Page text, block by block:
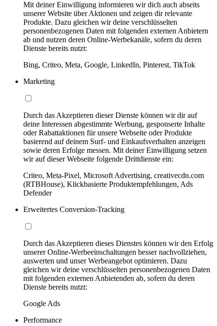
Mit deiner Einwilligung informieren wir dich auch abseits
unserer Website über Aktionen und zeigen dir relevante
Produkte. Dazu gleichen wir deine verschlüsselten
personenbezogenen Daten mit folgenden externen Anbietern
ab und nutzen deren Online-Werbekanäle, sofern du deren
Dienste bereits nutzt:
Bing, Criteo, Meta, Google, LinkedIn, Pinterest, TikTok
Marketing
Durch das Akzeptieren dieser Dienste können wir dir auf
deine Interessen abgestimmte Werbung, gesponserte Inhalte
oder Rabattaktionen für unsere Webseite oder Produkte
basierend auf deinem Surf- und Einkaufsverhalten anzeigen
sowie deren Erfolge messen. Mit deiner Einwilligung setzen
wir auf dieser Webseite folgende Drittdienste ein:
Criteo, Meta-Pixel, Microsoft Advertising, creativecdn.com
(RTBHouse), Klickbasierte Produktempfehlungen, Ads
Defender
Erweitertes Conversion-Tracking
Durch das Akzeptieren dieses Dienstes können wir den Erfolg
unserer Online-Werbeeinschaltungen besser nachvollziehen,
auswerten und unser Werbeangebot optimieren. Dazu
gleichen wir deine verschlüsselten personenbezogenen Daten
mit folgenden externen Anbietenden ab, sofern du deren
Dienste bereits nutzt:
Google Ads
Performance